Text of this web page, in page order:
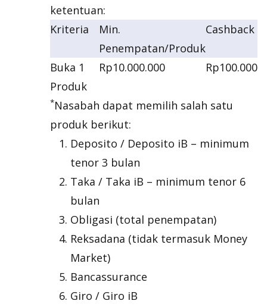
ketentuan:
Kriteria
Min.
Penempatan/Produk
Cashback
Buka 1
Produk
Rp10.000.000 Rp100.000
*Nasabah dapat memilih salah satu
produk berikut:
Deposito / Deposito iB – minimum
tenor 3 bulan
Taka / Taka iB – minimum tenor 6
bulan
Obligasi (total penempatan)
Reksadana (tidak termasuk Money
Market)
Bancassurance
Giro / Giro iB